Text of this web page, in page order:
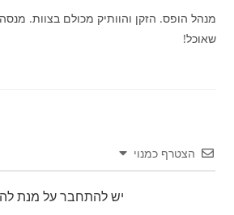
מנהל הופס. הזקן והוותיק מכולם בצוות.
שאוכל!
הצטרף כמנוי
יש להתחבר על מנת